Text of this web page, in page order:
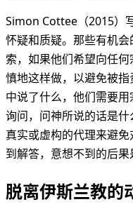
Simon Cottee（2015）
怀疑和质疑。那些有机
索，如果他们希望向任
慎地这样做，以避免被
中说了什么，他们需要
询问，问神所说的话是
真实或虚构的代理来避
到解答，意想不到的后果
脱离伊斯兰教的